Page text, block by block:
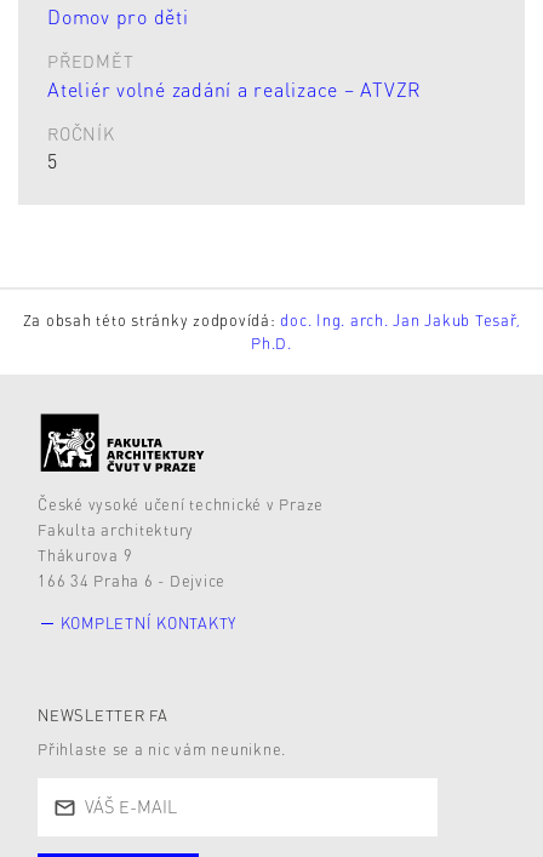
Domov pro děti
PŘEDMĚT
Ateliér volné zadání a realizace – ATVZR
ROČNÍK
5
Za obsah této stránky zodpovídá:doc. Ing. arch. Jan Jakub Tesař,
Ph.D.
České vysoké učení technické v Praze
Fakulta architektury
Thákurova 9
166 34 Praha 6 - Dejvice
KOMPLETNÍ KONTAKTY
NEWSLETTER FA
Přihlaste se a nic vám neunikne.